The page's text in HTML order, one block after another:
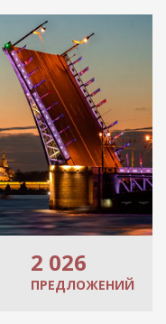
2 026
ПРЕДЛОЖЕНИЙ